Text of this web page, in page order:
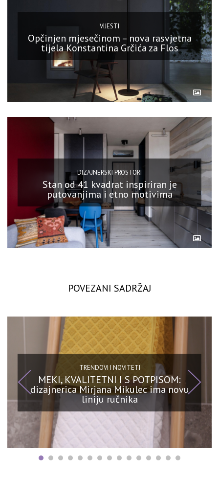
VIJESTI
Opčinjen mjesečinom – nova rasvjetna
tijela Konstantina Grčića za Flos
DIZAJNERSKI PROSTORI
Stan od 41 kvadrat inspiriran je
putovanjima i etno motivima
POVEZANI SADRŽAJ
TRENDOVI I NOVITETI
MEKI, KVALITETNI I S POTPISOM:
dizajnerica Mirjana Mikulec ima novu
liniju ručnika